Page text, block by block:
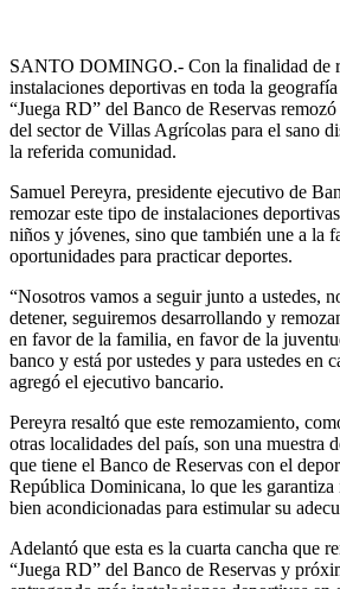
SANTO DOMINGO.- Con la finalidad de
instalaciones deportivas en toda la
“Juega RD” del Banco de Reservas
del sector de Villas Agrícolas para el sano
la referida comunidad.
Samuel Pereyra, presidente ejecutivo de
remozar este tipo de instalaciones
niños y jóvenes, sino que también une a la
oportunidades para practicar deportes.
“Nosotros vamos a seguir junto a ustedes,
detener, seguiremos desarrollando y
en favor de la familia, en favor de la
banco y está por ustedes y para ustedes en
agregó el ejecutivo bancario.
Pereyra resaltó que este remozamiento,
otras localidades del país, son una muestra
que tiene el Banco de Reservas con el
República Dominicana, lo que les garantiza
bien acondicionadas para estimular su
Adelantó que esta es la cuarta cancha que
“Juega RD” del Banco de Reservas y